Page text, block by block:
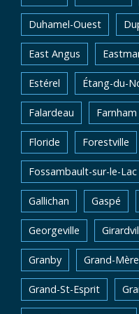
Duhamel-Ouest
East Angus
Estérel Étang-du-
Falardeau Farnham
Floride Forestville
Fossambault-sur-le-Lac
Gallichan Gaspé
Georgeville
Granby Grand-Mère
Grand-St-Esprit